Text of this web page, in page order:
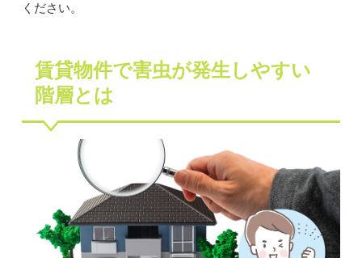
ください。
賃貸物件で害虫が発生しやすい
階層とは